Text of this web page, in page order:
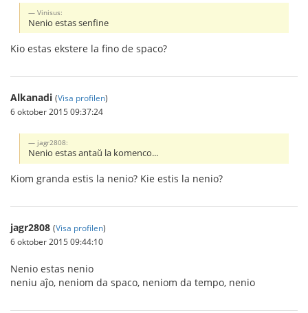
Vinisus:
Nenio estas senfine
Kio estas ekstere la fino de spaco?
Alkanadi (Visa profilen)
6 oktober 2015 09:37:24
jagr2808:
Nenio estas antaŭ la komenco...
Kiom granda estis la nenio? Kie estis la nenio?
jagr2808 (Visa profilen)
6 oktober 2015 09:44:10
Nenio estas nenio
neniu aĵo, neniom da spaco, neniom da tempo, nenio